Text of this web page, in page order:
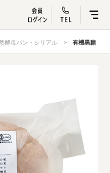
ルシェ
サービス紹介 有機野菜のお試しセッ
ビオ・マルシェの想い
読みもの・NEWS
品 ご利用ガイド
オーガニックって何
酵母パン・シリアル 有機黒糖